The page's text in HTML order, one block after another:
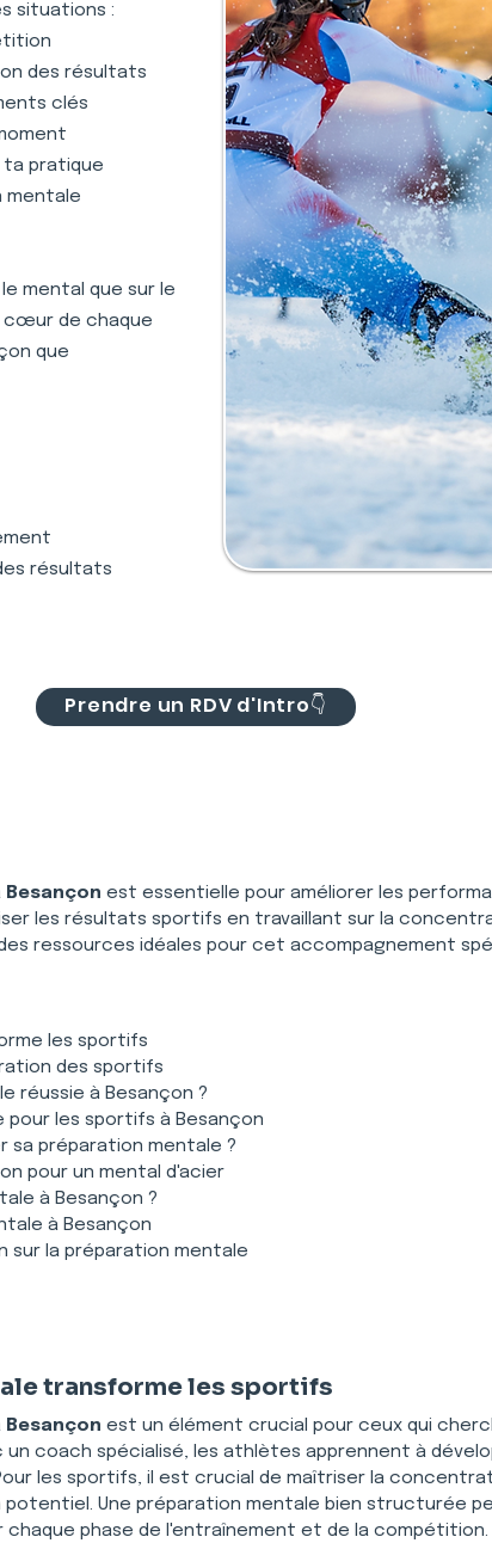
situations :
des résultats
clés
ta pratique
mentale
mental que sur le
cœur de chaque
que
résultats
Prendre un RDV d'Intro👇
est essentielle pour améliorer les
les résultats sportifs en travaillant sur la
ressources idéales pour cet accompagnement
les sportifs
des sportifs
réussie à Besançon ?
pour les sportifs à Besançon
sa préparation mentale ?
pour un mental d'acier
à Besançon ?
à Besançon
sur la préparation mentale
transforme les sportifs
est un élément crucial pour ceux qui
un coach spécialisé, les athlètes apprennent à
les sportifs, il est crucial de maîtriser la
Une préparation mentale bien structurée
phase de l'entraînement et de la